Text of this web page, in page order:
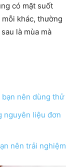
có mặt suốt
khác, thường
là mùa mà
nên dùng thử
nguyên liệu đơn
nên trải nghiệm